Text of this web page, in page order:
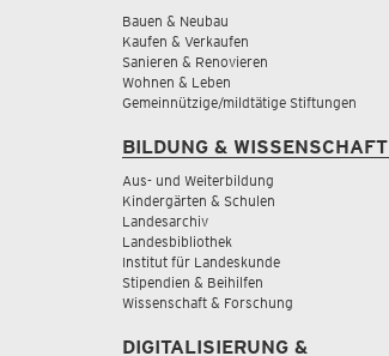
Bauen & Neubau
Kaufen & Verkaufen
Sanieren & Renovieren
Wohnen & Leben
Gemeinnützige/mildtätige Stiftungen
BILDUNG & WISSENSCHAFT
Aus- und Weiterbildung
Kindergärten & Schulen
Landesarchiv
Landesbibliothek
Institut für Landeskunde
Stipendien & Beihilfen
Wissenschaft & Forschung
DIGITALISIERUNG &